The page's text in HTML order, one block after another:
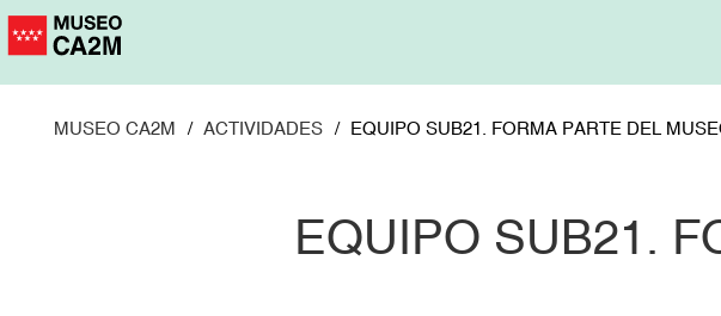
Pasar
MUSEO CA2M ACTIVIDADES EQUIPO SUB21. FORMA PARTE DEL
EQUIPO SUB21.